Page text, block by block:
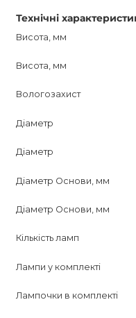
Технічні
Висота, мм
Висота, мм
Вологозахист
Діаметр
Діаметр
Діаметр Основи, мм
Діаметр Основи, мм
Кількість ламп
Лампи у комплекті
Лампочки в комплекті